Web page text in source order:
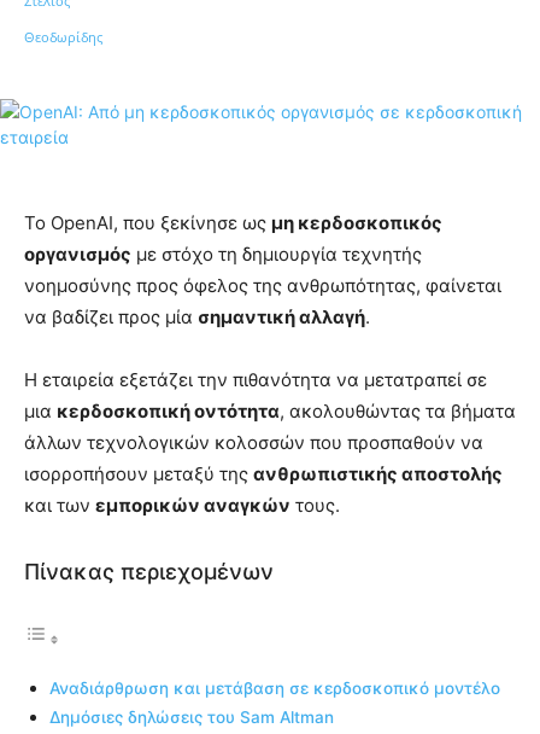
Το OpenAI, που ξεκίνησε ως μη κερδοσκοπικός
οργανισμός με στόχο τη δημιουργία τεχνητής
νοημοσύνης προς όφελος της ανθρωπότητας, φαίνεται
να βαδίζει προς μία σημαντική αλλαγή.
Η εταιρεία εξετάζει την πιθανότητα να μετατραπεί σε
μια κερδοσκοπική οντότητα, ακολουθώντας τα βήματα
άλλων τεχνολογικών κολοσσών που προσπαθούν να
ισορροπήσουν μεταξύ της ανθρωπιστικής αποστολής
και των εμπορικών αναγκών τους.
Πίνακας περιεχομένων
Αναδιάρθρωση και μετάβαση σε κερδοσκοπικό μοντέλο
Δημόσιες δηλώσεις του Sam Altman